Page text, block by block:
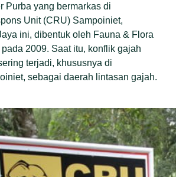
Purba yang bermarkas di
Unit (CRU) Sampoiniet,
ini, dibentuk oleh Fauna & Flora
pada 2009. Saat itu, konflik gajah
terjadi, khususnya di
sebagai daerah lintasan gajah.